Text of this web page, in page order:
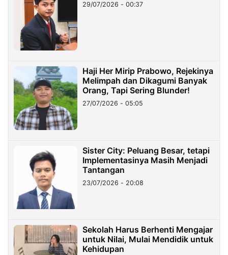
29/07/2026 - 00:37
Haji Her Mirip Prabowo, Rejekinya
Melimpah dan Dikagumi Banyak
Orang, Tapi Sering Blunder!
27/07/2026 - 05:05
Sister City: Peluang Besar, tetapi
Implementasinya Masih Menjadi
Tantangan
23/07/2026 - 20:08
Sekolah Harus Berhenti Mengajar
untuk Nilai, Mulai Mendidik untuk
Kehidupan